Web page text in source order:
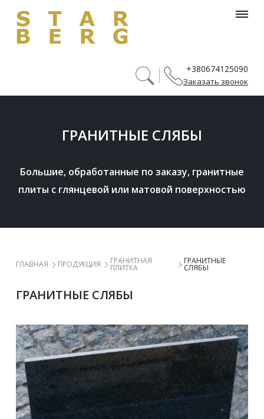
header_menu_searh_page_title
+380674125090
Заказать звонок
ГРАНИТНЫЕ СЛЯБЫ
Большие, обработанные по заказу, гранитные
плиты с глянцевой или матовой поверхностью
ГЛАВНАЯ ПРОДУКЦИЯ ​ГРАНИТНАЯ
ПЛИТКА
ГРАНИТНЫЕ
СЛЯБЫ
ГРАНИТНЫЕ СЛЯБЫ